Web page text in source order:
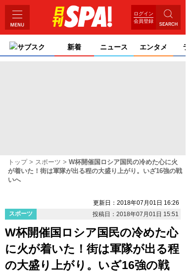
ログイン
会員登録
サブスク 新着 ニュース エンタメ ライ
トップ スポーツ
W杯開催国ロシア国民の冷めた心に火
が着いた！街は軍隊が出る程の大盛り上がり。いざ16強の戦
いへ
更新日：2018年07月01日 16:26
スポーツ
投稿日：2018年07月01日 15:51
W杯開催国ロシア国民の冷めた心
に火が着いた！街は軍隊が出る程
の大盛り上がり。いざ16強の戦